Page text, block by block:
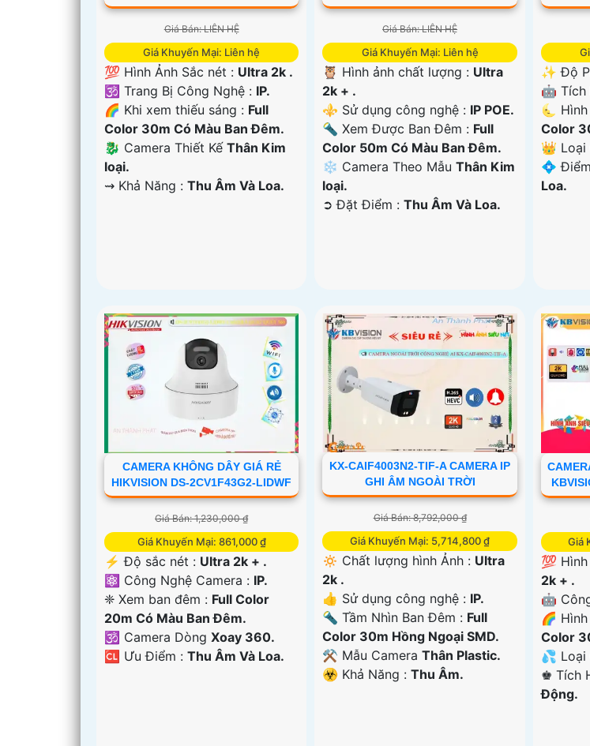
Giá Bán: LIÊN HỆ
Giá Khuyến Mại: Liên hệ
💯 Hình Ảnh Sắc nét : Ultra 2k .
🕉️ Trang Bị Công Nghệ : IP.
🌈 Khi xem thiếu sáng : Full
Color 30m Có Màu Ban Ðêm.
🐉️ Camera Thiết Kế Thân Kim
loại.
️⇝ Khả Năng : Thu Âm Và Loa.
Giá Bán: LIÊN HỆ
Giá Khuyến Mại: Liên hệ
🦉 Hình ảnh chất lượng : Ultra
2k + .
⚜️ Sử dụng công nghệ : IP POE.
🔦 Xem Được Ban Đêm : Full
Color 50m Có Màu Ban Ðêm.
❄ Camera Theo MẫuThân Kim
loại.
️➲ Đặt Điểm :Thu Âm Và Loa.
✨ Độ
🤖️ Tích
🌜
Color
👑 Loại
️💠
Loa.
CAMERA KHÔNG DÂY GIÁ RẺ
HIKVISION DS-2CV1F43G2-LIDWF
Giá Bán: 1,230,000 ₫
Giá Khuyến Mại: 861,000 ₫
️⚡ Độ sắc nét : Ultra 2k + .
⚛️ Công Nghệ Camera : IP.
❈ Xem ban đêm : Full Color
20m Có Màu Ban Ðêm.
🕉️ Camera Dòng Xoay 360.
️🆑 Ưu Điểm : Thu Âm Và Loa.
KX-CAIF4003N2-TIF-A CAMERA IP
GHI ÂM NGOÀI TRỜI
Giá Bán: 8,792,000 ₫
Giá Khuyến Mại: 5,714,800 ₫
🔅 Chất lượng hình Ảnh : Ultra
2k .
👍 Sử dụng công nghệ : IP.
🔦 Tầm Nhìn Ban Đêm : Full
Color 30m Hồng Ngoại SMD.
⚒ Mẫu CameraThân Plastic.
️☣️ Khả Năng :Thu Âm.
Giá
💯
2k + .
🤖️
🌈
Color
💦 Loại
️♚ Tích
Động.